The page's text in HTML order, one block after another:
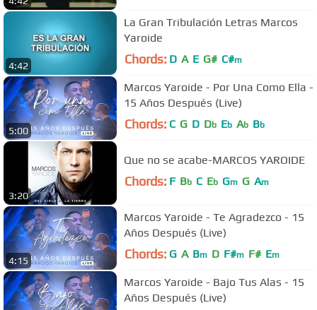
4:42
La Gran Tribulación Letras Marcos
Yaroide
Chords: D A E G# C#m
5:00
Marcos Yaroide - Por Una Como Ella -
15 Años Después (Live)
Chords: C G D Db Eb Ab Bb
3:20
Que no se acabe-MARCOS YAROIDE
Chords: F Bb C Eb Gm G Am
4:15
Marcos Yaroide - Te Agradezco - 15
Años Después (Live)
Chords: G A Bm D F#m F# Em
Marcos Yaroide - Bajo Tus Alas - 15
Años Después (Live)